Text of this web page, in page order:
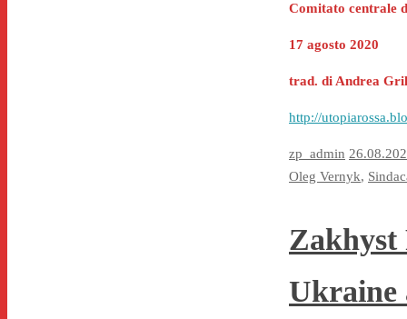
Comitato centrale
17 agosto 2020
trad. di Andrea
http://
zp_admin
Oleg Vernyk,
Zakhyst
Ukraine